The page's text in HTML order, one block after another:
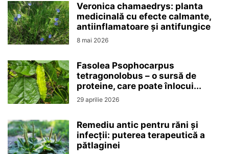
Veronica chamaedrys: planta
medicinală cu efecte calmante,
antiinflamatoare și antifungice
8 mai 2026
Fasolea Psophocarpus
tetragonolobus – o sursă de
proteine, care poate înlocui...
29 aprilie 2026
Remediu antic pentru răni și
infecții: puterea terapeutică a
pătlaginei